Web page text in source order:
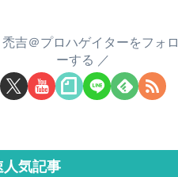
禿吉＠プロハゲイターをフォロ
ーする
人気記事